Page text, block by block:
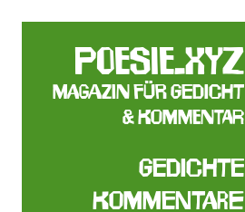
poesie.xyz
Magazin für Gedicht
& Kommentar
Gedichte
Kommentare